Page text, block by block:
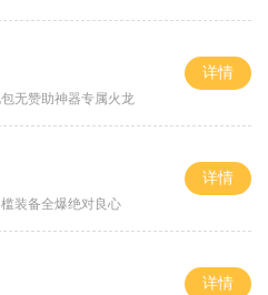
无赞助神器专属火龙
详情
装备全爆绝对良心
详情
详情